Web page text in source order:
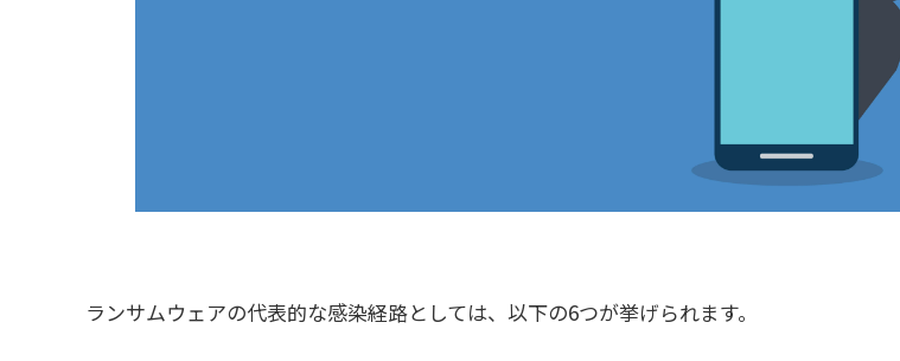
ランサムウェアの代表的な感染経路としては、以下の6つが挙げられます。